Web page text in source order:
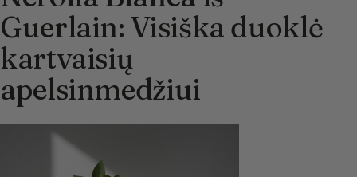
Guerlain: Visiška duoklė
kartvaisių
apelsinmedžiui